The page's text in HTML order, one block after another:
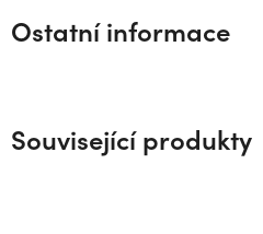
Ostatní informace
Související produkty